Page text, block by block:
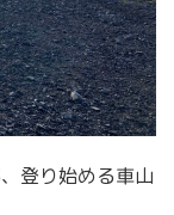
登り始める車山